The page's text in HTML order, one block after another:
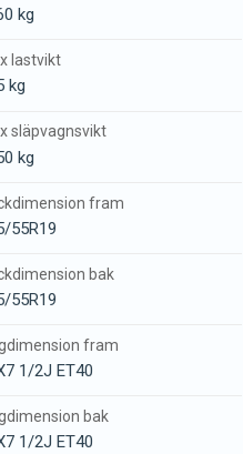
kg
lastvikt
kg
släpvagnsvikt
kg
fram
55R19
bak
55R19
fram
1/2J ET40
bak
1/2J ET40